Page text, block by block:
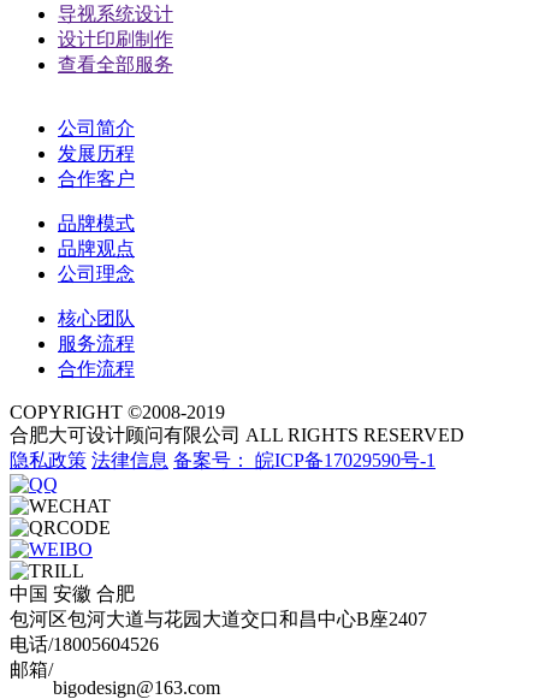
导视系统设计
设计印刷制作
查看全部服务
公司简介
发展历程
合作客户
品牌模式
品牌观点
公司理念
核心团队
服务流程
合作流程
COPYRIGHT ©2008-2019
合肥大可设计顾问有限公司 ALL RIGHTS RESERVED
隐私政策 法律信息 备案号： 皖ICP备17029590号-1
中国 安徽 合肥
包河区包河大道与花园大道交口和昌中心B座2407
电话/18005604526
邮箱/
bigodesign@163.com